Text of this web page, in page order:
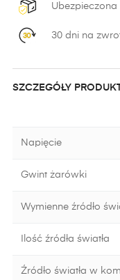
Ubezpieczona
30 dni na
SZCZEGÓŁY
Napięcie
Gwint żarówki
Wymienne źródło
Ilość źródła światła
Źródło światła w